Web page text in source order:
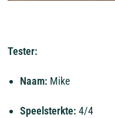
Tester:
Naam: Mike
Speelsterkte: 4/4